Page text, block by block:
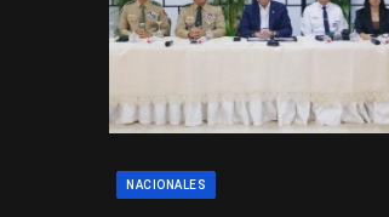
NACIONALES